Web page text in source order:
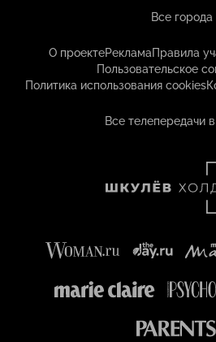
Все города
О проектеРекламаПравила
Пользовательское
Политика использования cookies
Все телепередачи